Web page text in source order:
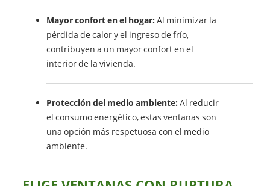
Mayor confort en el hogar: Al minimizar la
pérdida de calor y el ingreso de frío,
contribuyen a un mayor confort en el
interior de la vivienda.
Protección del medio ambiente: Al reducir
el consumo energético, estas ventanas son
una opción más respetuosa con el medio
ambiente.